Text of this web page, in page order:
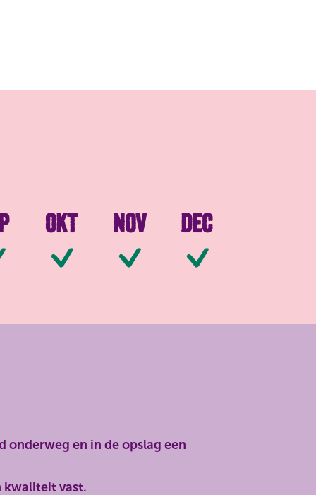
Beschikbaar
Okt
Beschikbaar
Nov
Beschikbaar
Dec
onderweg en in de opslag een
kwaliteit vast.